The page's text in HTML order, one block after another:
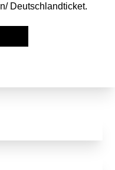
Deutschlandticket.